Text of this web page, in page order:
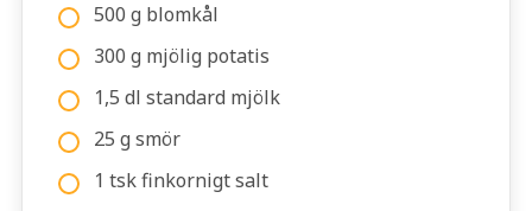
500 g blomkål
300 g mjölig potatis
1,5 dl standard mjölk
25 g smör
1 tsk finkornigt salt